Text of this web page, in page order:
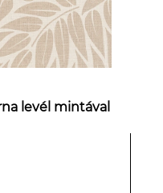
levél mintával